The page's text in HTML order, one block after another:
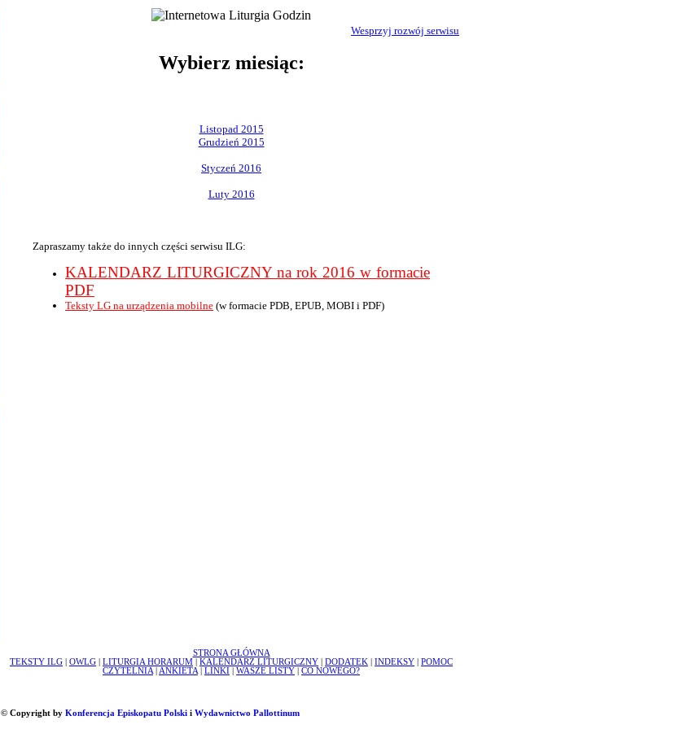
Wesprzyj rozwój serwisu
Wybierz miesiąc:
Listopad 2015
Grudzień 2015
Styczeń 2016
Luty 2016
Zapraszamy także do innych części serwisu ILG:
KALENDARZ LITURGICZNY na rok 2016 w formacie
PDF
Teksty LG na urządzenia mobilne (w formacie PDB, EPUB, MOBI i PDF)
STRONA GŁÓWNA
TEKSTY ILG
OWLG LITURGIA HORARUM KALENDARZ LITURGICZNY DODATEK INDEKSY
POMOC
CZYTELNIA
ANKIETA LINKI WASZE LISTY CO NOWEGO?
© Copyright by Konferencja Episkopatu Polskii Wydawnictwo Pallottinum